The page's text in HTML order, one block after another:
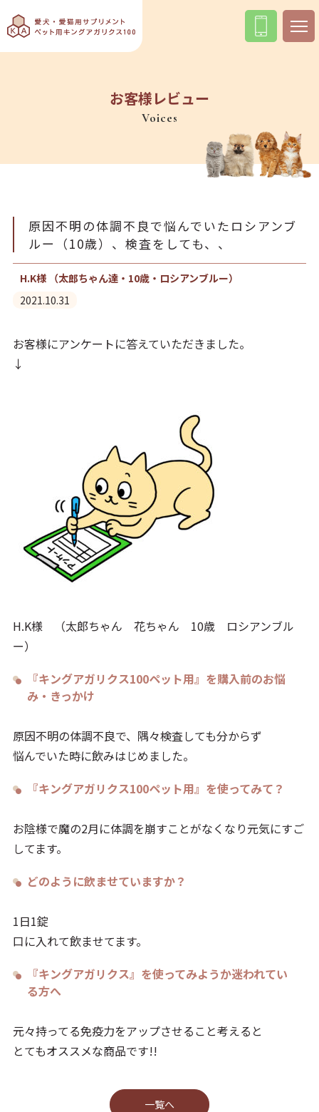
お客様レビュー
Voices
原因不明の体調不良で悩んでいたロシアンブ
ルー（10歳）、検査をしても、、
H.K様 （太郎ちゃん達・10歳・ロシアンブルー）
2021.10.31
お客様にアンケートに答えていただきました。
↓
H.K様 （太郎ちゃん 花ちゃん 10歳 ロシアンブル
ー）
『キングアガリクス100ペット用』を購入前のお悩
み・きっかけ
原因不明の体調不良で、隅々検査しても分からず
悩んでいた時に飲みはじめました。
『キングアガリクス100ペット用』を使ってみて？
お陰様で魔の2月に体調を崩すことがなくなり元気にすご
してます。
どのように飲ませていますか？
1日1錠
口に入れて飲ませてます。
『キングアガリクス』を使ってみようか迷われてい
る方へ
元々持ってる免疫力をアップさせること考えると
とてもオススメな商品です!!
⼀覧へ